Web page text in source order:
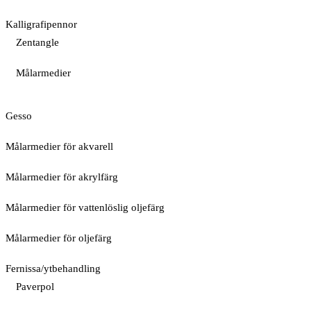
Kalligrafipennor
Zentangle
Målarmedier
Gesso
Målarmedier för akvarell
Målarmedier för akrylfärg
Målarmedier för vattenlöslig oljefärg
Målarmedier för oljefärg
Fernissa/ytbehandling
Paverpol